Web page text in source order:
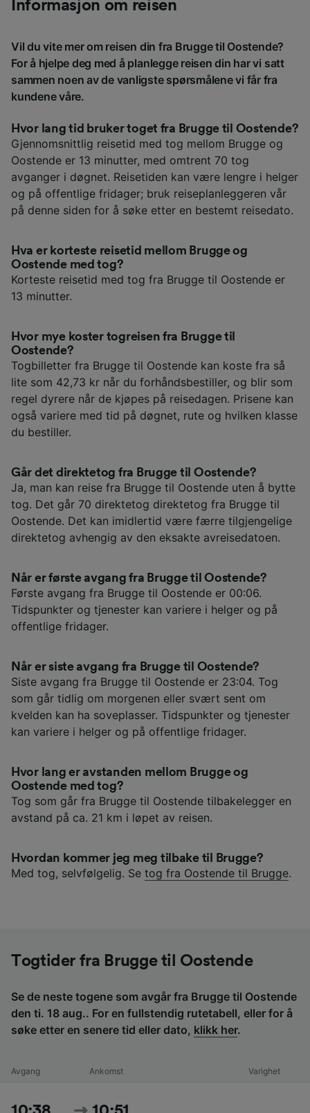
Informasjon om reisen
Vil du vite mer om reisen din fra Brugge til Oostende?
For å hjelpe deg med å planlegge reisen din har vi satt
sammen noen av de vanligste spørsmålene vi får fra
kundene våre.
Hvor lang tid bruker toget fra Brugge til Oostende?
Gjennomsnittlig reisetid med tog mellom Brugge og
Oostende er 13 minutter, med omtrent 70 tog
avganger i døgnet. Reisetiden kan være lengre i helger
og på offentlige fridager; bruk reiseplanleggeren vår
på denne siden for å søke etter en bestemt reisedato.
Hva er korteste reisetid mellom Brugge og
Oostende med tog?
Korteste reisetid med tog fra Brugge til Oostende er
13 minutter.
Hvor mye koster togreisen fra Brugge til
Oostende?
Togbilletter fra Brugge til Oostende kan koste fra så
lite som 42,73 kr når du forhåndsbestiller, og blir som
regel dyrere når de kjøpes på reisedagen. Prisene kan
også variere med tid på døgnet, rute og hvilken klasse
du bestiller.
Går det direktetog fra Brugge til Oostende?
Ja, man kan reise fra Brugge til Oostende uten å bytte
tog. Det går 70 direktetog direktetog fra Brugge til
Oostende. Det kan imidlertid være færre tilgjengelige
direktetog avhengig av den eksakte avreisedatoen.
Når er første avgang fra Brugge til Oostende?
Første avgang fra Brugge til Oostende er 00:06.
Tidspunkter og tjenester kan variere i helger og på
offentlige fridager.
Når er siste avgang fra Brugge til Oostende?
Siste avgang fra Brugge til Oostende er 23:04. Tog
som går tidlig om morgenen eller svært sent om
kvelden kan ha soveplasser. Tidspunkter og tjenester
kan variere i helger og på offentlige fridager.
Hvor lang er avstanden mellom Brugge og
Oostende med tog?
Tog som går fra Brugge til Oostende tilbakelegger en
avstand på ca. 21 km i løpet av reisen.
Hvordan kommer jeg meg tilbake til Brugge?
Med tog, selvfølgelig. Se tog fra Oostende til Brugge.
Togtider fra Brugge til Oostende
Se de neste togene som avgår fra Brugge til Oostende
den ti. 18 aug.. For en fullstendig rutetabell, eller for å
søke etter en senere tid eller dato, klikk her.
Avgang Ankomst Varighet